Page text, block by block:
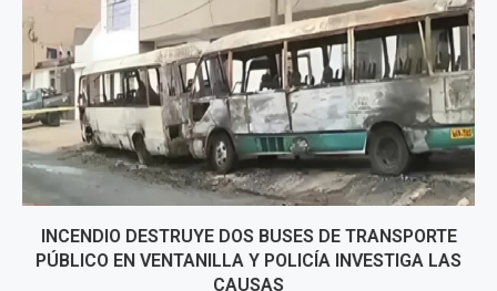
INCENDIO DESTRUYE DOS BUSES DE TRANSPORTE
PÚBLICO EN VENTANILLA Y POLICÍA INVESTIGA LAS
CAUSAS